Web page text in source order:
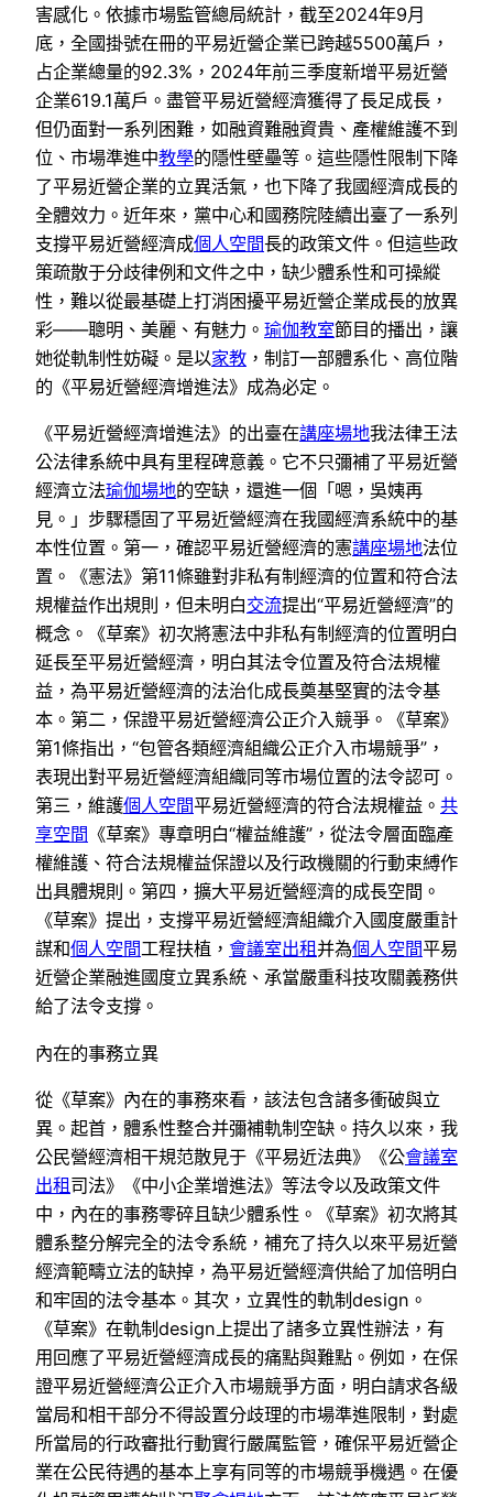
害感化。依據市場監管總局統計，截至2024年9月
底，全國掛號在冊的平易近營企業已跨越5500萬戶，
占企業總量的92.3%，2024年前三季度新增平易近營
企業619.1萬戶。盡管平易近營經濟獲得了長足成長，
但仍面對一系列困難，如融資難融資貴、產權維護不到
位、市場準進中教學的隱性壁壘等。這些隱性限制下降
了平易近營企業的立異活氣，也下降了我國經濟成長的
全體效力。近年來，黨中心和國務院陸續出臺了一系列
支撐平易近營經濟成個人空間長的政策文件。但這些政
策疏散于分歧律例和文件之中，缺少體系性和可操縱
性，難以從最基礎上打消困擾平易近營企業成長的放異
彩——聰明、美麗、有魅力。 瑜伽教室節目的播出，讓
她從軌制性妨礙。是以家教 ，制訂一部體系化、高位階
的《平易近營經濟增進法》成為必定。
《平易近營經濟增進法》的出臺在講座場地我法律王法
公法律系統中具有里程碑意義。它不只彌補了平易近營
經濟立法瑜伽場地的空缺，還進一個「嗯，吳姨再
見。」步驟穩固了平易近營經濟在我國經濟系統中的基
本性位置。第一，確認平易近營經濟的憲講座場地法位
置。《憲法》第11條雖對非私有制經濟的位置和符合法
規權益作出規則，但未明白交流提出“平易近營經濟”的
概念。《草案》初次將憲法中非私有制經濟的位置明白
延長至平易近營經濟，明白其法令位置及符合法規權
益，為平易近營經濟的法治化成長奠基堅實的法令基
本。第二，保證平易近營經濟公正介入競爭。《草案》
第1條指出，“包管各類經濟組織公正介入市場競爭”，
表現出對平易近營經濟組織同等市場位置的法令認可。
第三，維護個人空間平易近營經濟的符合法規權益。 共
享空間 《草案》專章明白“權益維護”，從法令層面臨產
權維護、符合法規權益保證以及行政機關的行動束縛作
出具體規則。第四，擴大平易近營經濟的成長空間。
《草案》提出，支撐平易近營經濟組織介入國度嚴重計
謀和個人空間工程扶植， 會議室出租并為個人空間平易
近營企業融進國度立異系統、承當嚴重科技攻關義務供
給了法令支撐。
內在的事務立異
從《草案》內在的事務來看，該法包含諸多衝破與立
異。起首，體系性整合并彌補軌制空缺。持久以來，我
公民營經濟相干規范散見于《平易近法典》《公會議室
出租司法》《中小企業增進法》等法令以及政策文件
中，內在的事務零碎且缺少體系性。《草案》初次將其
體系整分解完全的法令系統，補充了持久以來平易近營
經濟範疇立法的缺掉，為平易近營經濟供給了加倍明白
和牢固的法令基本。其次，立異性的軌制design。
《草案》在軌制design上提出了諸多立異性辦法，有
用回應了平易近營經濟成長的痛點與難點。例如，在保
證平易近營經濟公正介入市場競爭方面，明白請求各級
當局和相干部分不得設置分歧理的市場準進限制，對處
所當局的行政審批行動實行嚴厲監管，確保平易近營企
業在公民待遇的基本上享有同等的市場競爭機遇。在優